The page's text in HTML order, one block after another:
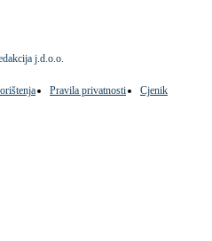
j.d.o.o.
Pravila privatnosti
Cjenik